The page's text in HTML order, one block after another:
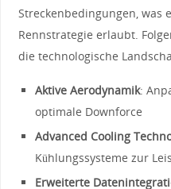
Streckenbedingungen, was
Rennstrategie erlaubt.​
die technologische
Aktive Aerodynamik:
optimale Downforce
Advanced Cooling
Kühlungssysteme zur
Erweiterte